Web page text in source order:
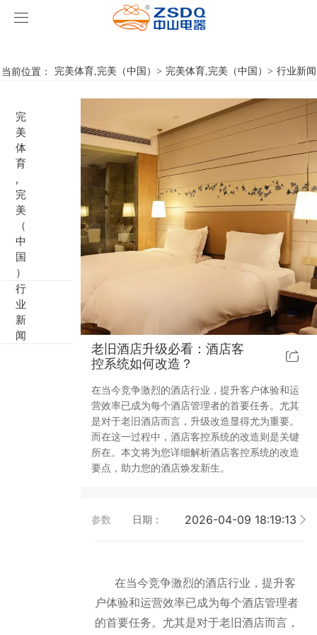
完美体育,完美（中国）
智能开关
名典系列智能开关
雅典系列智能开关
轻典系列智能开关
智典系列智能开关
靓典系列智能开关
君典系列智能开关
凯越系列智能开关
大板系列智能开关
精雕系列智能开关
70款的智能开关
客房门显系列
标准86门显
标准带房号门显
客控系统
客控系统方案1
客控系统方案3
客控系统方案4
智能家居系列
无线开关插座
壁龛式插卡取电
完美体育,完美（中国）
完美体育,完美（中国）
行业新闻
成功案例
完美体育,完美（中国）
当前位置： 完美体育,完美（中国）> 完美体育,完美（中国）> 行业新闻
完
美
体
育
,
完
美
（
中
国
）
行
业
新
闻
老旧酒店升级必看：酒店客
控系统如何改造？
在当今竞争激烈的酒店行业，提升客户体验和运
营效率已成为每个酒店管理者的首要任务。尤其
是对于老旧酒店而言，升级改造显得尤为重要。
而在这一过程中，酒店客控系统的改造则是关键
所在。本文将为您详细解析酒店客控系统的改造
要点，助力您的酒店焕发新生。
参数 日期： 2026-04-09 18:19:13
在当今竞争激烈的酒店行业，提升客
户体验和运营效率已成为每个酒店管理者
的首要任务。尤其是对于老旧酒店而言，